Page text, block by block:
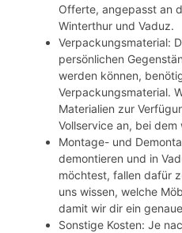
Offerte, angepasst an
Winterthur und Vaduz.
Verpackungsmaterial:
persönlichen
werden können,
Verpackungsmaterial.
Materialien zur
Vollservice an, bei
Montage- und
demontieren und in
möchtest, fallen dafür
uns wissen, welche
damit wir dir ein
Sonstige Kosten: Je